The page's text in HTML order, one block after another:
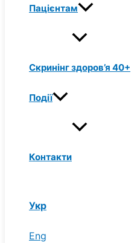
Пацієнтам
Скринінг здоров’я 40+
Події
Контакти
Укр
Eng